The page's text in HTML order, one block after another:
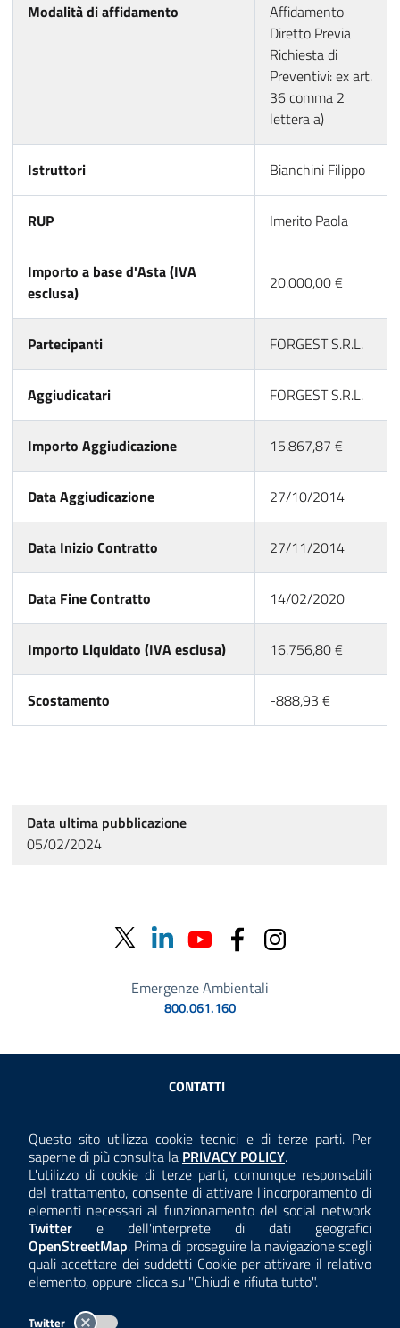
Questo sito utilizza cookie tecnici e di terze parti. Per
saperne di più consulta la Consulta la
PRIVACY POLICY.
L'utilizzo di cookie di terze parti, comunque responsabili
del trattamento, consente di attivare l'incorporamento di
elementi necessari al funzionamento del social network
Twitter e dell'interprete di dati geografici
OpenStreetMap. Prima di proseguire la navigazione scegli
quali accettare dei suddetti Cookie per attivare il relativo
elemento, oppure clicca su "Chiudi e rifiuta tutto".
Twitter
Modalità di affidamento
Affidamento
Diretto Previa
Richiesta di
Preventivi: ex art.
36 comma 2
lettera a)
Istruttori Bianchini Filippo
RUP Imerito Paola
Importo a base d'Asta (IVA
esclusa)
20.000,00 €
Partecipanti FORGEST S.R.L.
Aggiudicatari FORGEST S.R.L.
Importo Aggiudicazione 15.867,87 €
Data Aggiudicazione 27/10/2014
Data Inizio Contratto 27/11/2014
Data Fine Contratto 14/02/2020
Importo Liquidato (IVA esclusa) 16.756,80 €
Scostamento -888,93 €
Data ultima pubblicazione
05/02/2024
Emergenze Ambientali
800.061.160
Sezione Link Utili
CONTATTI
ANTICORRUZIONE
ACCESSIBILITÀ
COOKIE E PRIVACY
TEMI A-Z